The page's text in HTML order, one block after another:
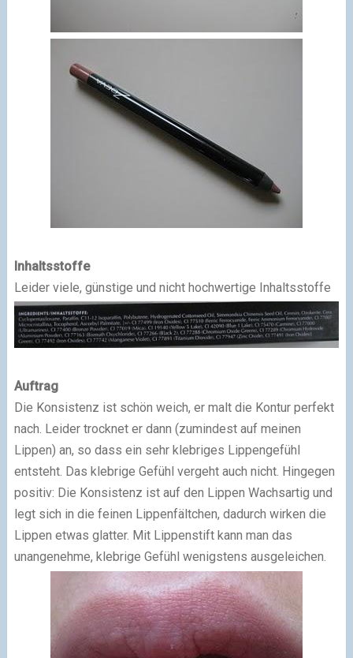
Inhaltsstoffe
Leider viele, günstige und nicht hochwertige Inhaltsstoffe
Auftrag
Die Konsistenz ist schön weich, er malt die Kontur perfekt
nach. Leider trocknet er dann (zumindest auf meinen
Lippen) an, so dass ein sehr klebriges Lippengefühl
entsteht. Das klebrige Gefühl vergeht auch nicht. Hingegen
positiv: Die Konsistenz ist auf den Lippen Wachsartig und
legt sich in die feinen Lippenfältchen, dadurch wirken die
Lippen etwas glatter. Mit Lippenstift kann man das
unangenehme, klebrige Gefühl wenigstens ausgeleichen.